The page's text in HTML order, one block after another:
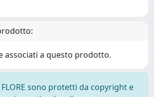
associati a questo prodotto.
sono protetti da copyright e